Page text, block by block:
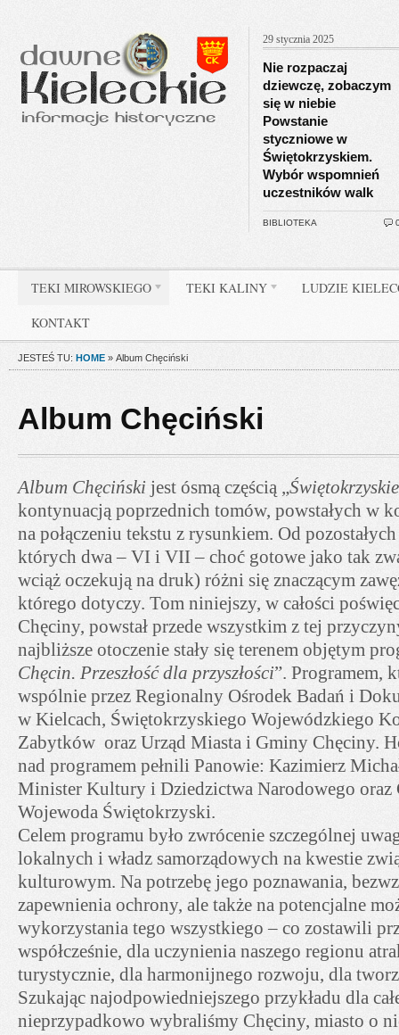
29 stycznia 2025
Nie rozpaczaj
dziewczę, zobaczym
się w niebie
Powstanie
styczniowe w
Świętokrzyskiem.
Wybór wspomnień
uczestników walk
BIBLIOTEKA
TEKI MIROWSKIEGO TEKI KALINY LUDZIE
KONTAKT
JESTEŚ TU: HOME » Album Chęciński
Album Chęciński
Album Chęciński jest ósmą częścią „
kontynuacją poprzednich tomów, powstałych w
na połączeniu tekstu z rysunkiem. Od
których dwa – VI i VII – choć gotowe jako tak
wciąż oczekują na druk) różni się znaczącym
którego dotyczy. Tom niniejszy, w całości
Chęciny, powstał przede wszystkim z tej
najbliższe otoczenie stały się terenem objętym
Chęcin. Przeszłość dla przyszłości”. Programem,
wspólnie przez Regionalny Ośrodek Badań i
w Kielcach, Świętokrzyskiego Wojewódzkiego
Zabytków oraz Urząd Miasta i Gminy Chęciny.
nad programem pełnili Panowie: Kazimierz
Minister Kultury i Dziedzictwa Narodowego oraz
Wojewoda Świętokrzyski.
Celem programu było zwrócenie szczególnej
lokalnych i władz samorządowych na kwestie
kulturowym. Na potrzebę jego poznawania,
zapewnienia ochrony, ale także na potencjalne
wykorzystania tego wszystkiego – co zostawili
współcześnie, dla uczynienia naszego regionu
turystycznie, dla harmonijnego rozwoju, dla
Szukając najodpowiedniejszego przykładu dla
nieprzypadkowo wybraliśmy Chęciny, miasto o